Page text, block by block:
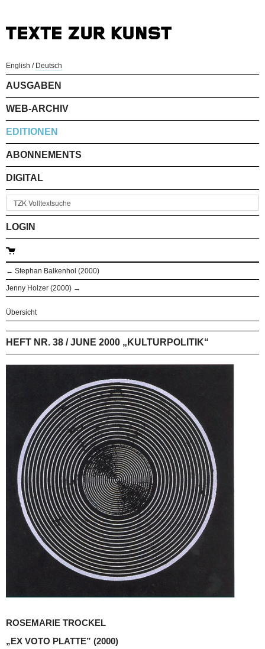
English / Deutsch
AUSGABEN
WEB-ARCHIV
EDITIONEN
ABONNEMENTS
DIGITAL
LOGIN
← Stephan Balkenhol (2000)
Jenny Holzer (2000) →
Übersicht
HEFT NR. 38 / JUNE 2000 „KULTURPOLITIK“
ROSEMARIE TROCKEL
„EX VOTO PLATTE” (2000)